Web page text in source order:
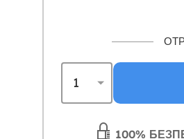
100%